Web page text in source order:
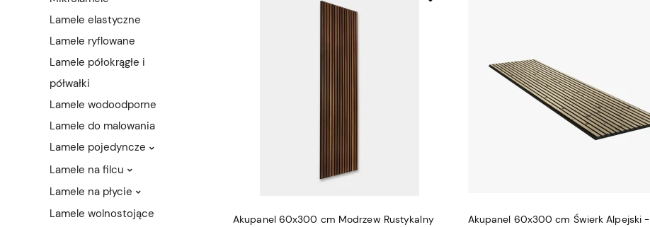
Lamele elastyczne
Lamele ryflowane
Lamele półokrągłe i
półwałki
Lamele wodoodporne
Lamele do malowania
Lamele pojedyncze
Lamele na filcu
Lamele na płycie
Lamele wolnostojące
Akupanel 60x300 cm Modrzew Rustykalny
Akupanel 60x300 cm Świerk Alpejski -